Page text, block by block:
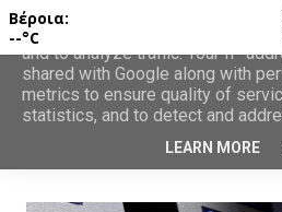
Βέροια:
--°C
This site uses cookies from
and to analyze traffic. Your IP
shared with Google along with
metrics to ensure quality of
statistics, and to detect and
LEARN MORE